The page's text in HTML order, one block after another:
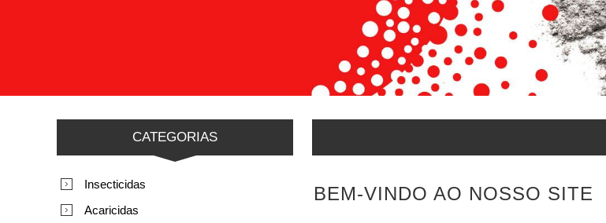
BEM-VINDO AO NOSSO SITE
CATEGORIAS
Insecticidas
Acaricidas